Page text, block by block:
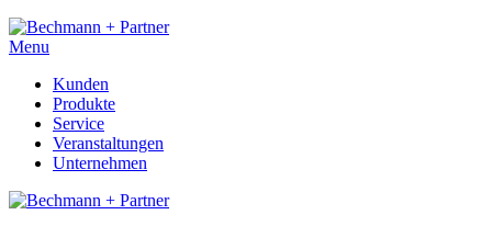
Menu
Kunden
Produkte
Service
Veranstaltungen
Unternehmen